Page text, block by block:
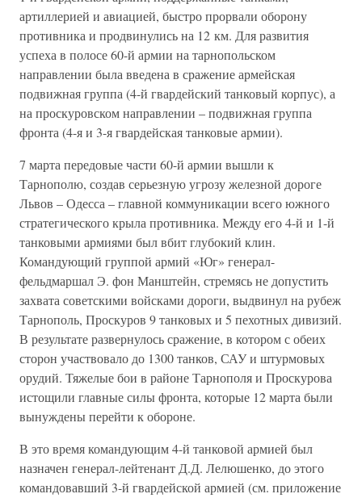
артиллерией и авиацией, быстро прорвали оборону
противника и продвинулись на 12 км. Для развития
успеха в полосе 60-й армии на тарнопольском
направлении была введена в сражение армейская
подвижная группа (4-й гвардейский танковый корпус), а
на проскуровском направлении – подвижная группа
фронта (4-я и 3-я гвардейская танковые армии).
7 марта передовые части 60-й армии вышли к
Тарнополю, создав серьезную угрозу железной дороге
Львов – Одесса – главной коммуникации всего южного
стратегического крыла противника. Между его 4-й и 1-й
танковыми армиями был вбит глубокий клин.
Командующий группой армий «Юг» генерал-
фельдмаршал Э. фон Манштейн, стремясь не допустить
захвата советскими войсками дороги, выдвинул на рубеж
Тарнополь, Проскуров 9 танковых и 5 пехотных дивизий.
В результате развернулось сражение, в котором с обеих
сторон участвовало до 1300 танков, САУ и штурмовых
орудий. Тяжелые бои в районе Тарнополя и Проскурова
истощили главные силы фронта, которые 12 марта были
вынуждены перейти к обороне.
В это время командующим 4-й танковой армией был
назначен генерал-лейтенант Д.Д. Лелюшенко, до этого
командовавший 3-й гвардейской армией (см. приложение